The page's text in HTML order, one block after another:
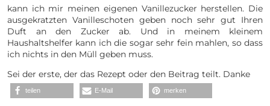
kann ich mir meinen eigenen Vanillezucker herstellen. Die
ausgekratzten Vanilleschoten geben noch sehr gut Ihren
Duft an den Zucker ab. Und in meinem kleinem
Haushaltshelfer kann ich die sogar sehr fein mahlen, so dass
ich nichts in den Müll geben muss.
Sei der erste, der das Rezept oder den Beitrag teilt. Danke
teilen E-Mail merken